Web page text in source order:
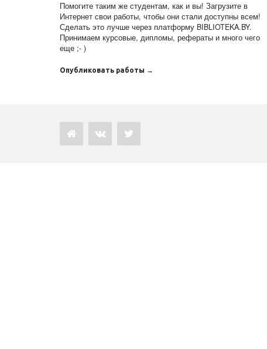
Помогите таким же студентам, как и вы! Загрузите в
Интернет свои работы, чтобы они стали доступны всем!
Сделать это лучше через платформу BIBLIOTEKA.BY.
Принимаем курсовые, дипломы, рефераты и много чего
еще ;- )
Опубликовать работы →